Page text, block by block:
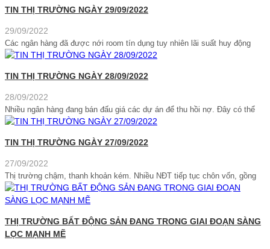
TIN THỊ TRƯỜNG NGÀY 29/09/2022
29/09/2022
Các ngân hàng đã được nới room tín dụng tuy nhiên lãi suất huy động
TIN THỊ TRƯỜNG NGÀY 28/09/2022
28/09/2022
Nhiều ngân hàng đang bán đấu giá các dự án để thu hồi nợ. Đây có thể
TIN THỊ TRƯỜNG NGÀY 27/09/2022
27/09/2022
Thị trường chậm, thanh khoản kém. Nhiều NĐT tiếp tục chôn vốn, gồng
THỊ TRƯỜNG BẤT ĐỘNG SẢN ĐANG TRONG GIAI ĐOẠN SÀNG
LỌC MẠNH MẼ